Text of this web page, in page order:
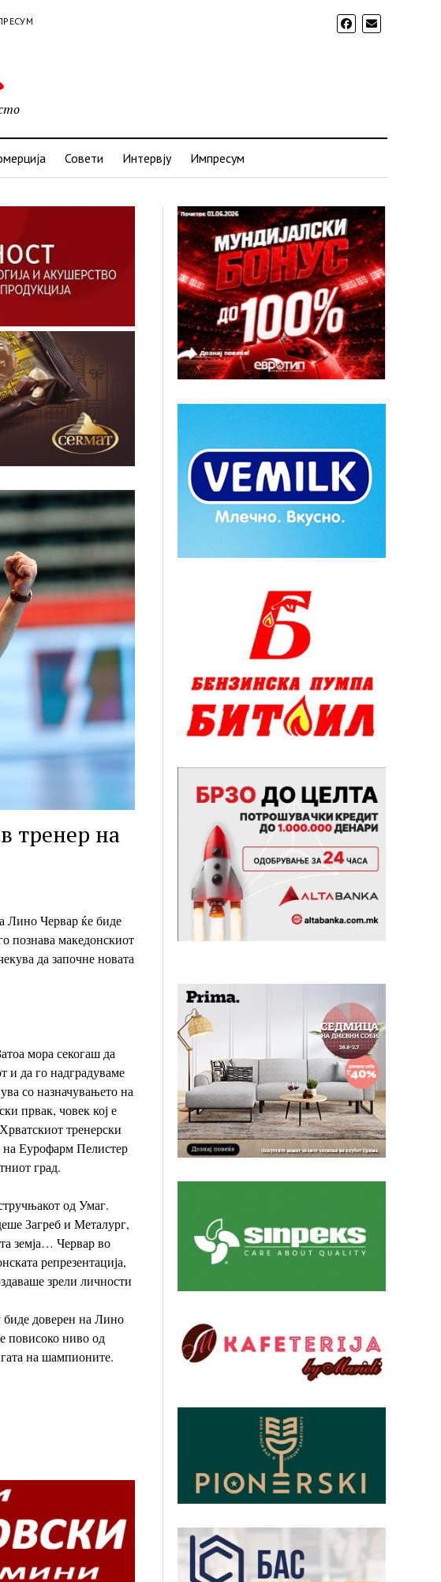
Совети Интервју Импресум
тренер на
Лино Червар ќе биде
познава македонскиот
да започне новата
мора секогаш да
и да го надградуваме
со назначувањето на
првак, човек кој е
тренерски
на Еурофарм Пелистер
град.
од Умаг.
Загреб и Металург,
земја… Червар во
репрезентација,
зрели личности
биде доверен на Лино
повисоко ниво од
на шампионите.